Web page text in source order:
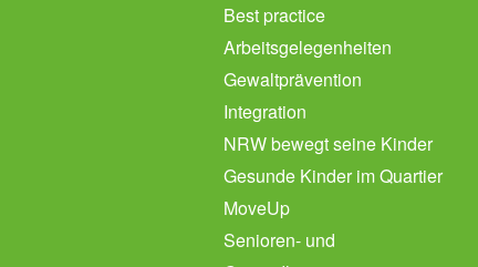
Best practice
Arbeitsgelegenheiten
Gewaltprävention
Integration
NRW bewegt seine Kinder
Gesunde Kinder im Quartier
MoveUp
Senioren- und